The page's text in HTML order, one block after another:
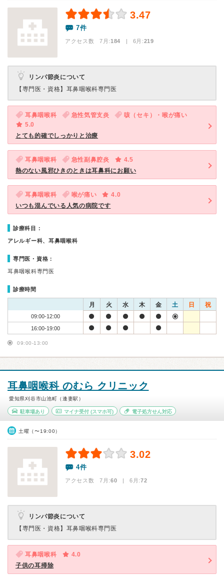
3.47
7件
アクセス数 7月:184 | 6月:219
リンパ節炎について
【専門医・資格】 耳鼻咽喉科専門医
耳鼻咽喉科 急性気管支炎
咳（セキ）・喉が痛い
5.0
とても的確でしっかりと治療
耳鼻咽喉科 急性副鼻腔炎
4.5
熱のない風邪ひきのときは耳鼻科にお願い
耳鼻咽喉科 喉が痛い
4.0
いつも混んでいる人気の病院です
診療科目：
アレルギー科、耳鼻咽喉科
専門医・資格：
耳鼻咽喉科専門医
診療時間
月 火 水 木 金 土 日 祝
09:00-12:00
16:00-19:00
09:00-13:00
耳鼻咽喉科 のむら クリニック
愛知県刈谷市山池町（逢妻駅）
駐車場あり マイナ受付(スマホ可) 電子処方せん対応
土曜（〜19:00）
3.02
4件
アクセス数 7月:60 | 6月:72
リンパ節炎について
【専門医・資格】 耳鼻咽喉科専門医
耳鼻咽喉科
4.0
子供の耳掃除